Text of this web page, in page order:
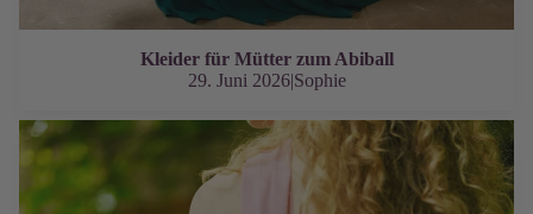
Kleider für Mütter zum Abiball
29. Juni 2026|Sophie
Brautjungfernkleider